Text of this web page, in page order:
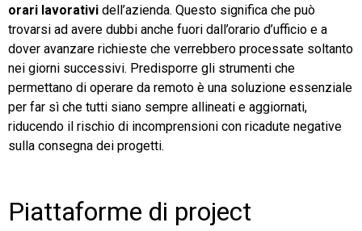
orari lavorativi dell’azienda. Questo significa che può
trovarsi ad avere dubbi anche fuori dall’orario d’ufficio e a
dover avanzare richieste che verrebbero processate soltanto
nei giorni successivi. Predisporre gli strumenti che
permettano di operare da remoto è una soluzione essenziale
per far sì che tutti siano sempre allineati e aggiornati,
riducendo il rischio di incomprensioni con ricadute negative
sulla consegna dei progetti.
Piattaforme di project